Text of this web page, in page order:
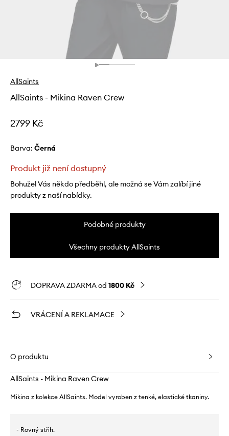
AllSaints
AllSaints - Mikina Raven Crew
2799 Kč
Barva: černá
Produkt již není dostupný
Bohužel Vás někdo předběhl, ale možná se Vám zalíbí jiné
produkty z naší nabídky.
Podobné produkty
Všechny produkty AllSaints
DOPRAVA ZDARMA od 1800 Kč
VRÁCENÍ A REKLAMACE
O produktu
AllSaints - Mikina Raven Crew
Mikina z kolekce AllSaints. Model vyroben z tenké, elastické tkaniny.
- Rovný střih.